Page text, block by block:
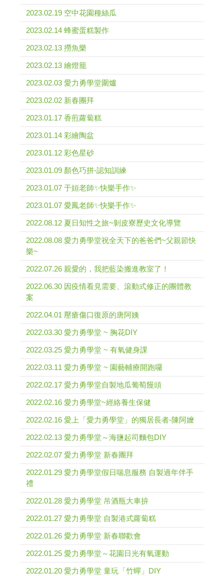
2023.02.19 空中花園種絲瓜
2023.02.14 蜂蜜蛋糕製作
2023.02.13 撈魚樂
2023.02.13 繪燈籠
2023.02.03 愛力勇學堂圍爐
2023.02.02 新春團拜
2023.01.17 香煎蘿蔔糕
2023.01.14 彩繪陶盆
2023.01.12 彩色星砂
2023.01.09 顏色巧拼-認知訓練
2023.01.07 于姮老師✨快樂手作✨
2023.01.07 愛鳳老師✨快樂手作✨
2022.08.12 夏日知性之旅~剝皮寮歷史文化導覽
2022.08.08 愛力勇學堂祝全天下的爸爸們~父親節快
樂~
2022.07.26 親愛的，我把藍染搬進教室了！
2022.06.30 因疫情看見需要、滾動式修正的團體教
案
2022.04.01 壓瘡傷口復原的唐阿姨
2022.03.30 愛力勇學堂 ~ 胸花DIY
2022.03.25 愛力勇學堂 ~ 有氧健身課
2022.03.11 愛力勇學堂 ~ 園藝輔療開跑囉
2022.02.17 愛力勇學堂自製地瓜葡萄饅頭
2022.02.16 愛力勇學堂~經絡養生保健
2022.02.16 愛上「愛力勇學堂」的獨居長者-陳阿嬤
2022.02.13 愛力勇學堂～海鹽起司麵包DIY
2022.02.07 愛力勇學堂 新春團拜
2022.01.29 愛力勇學堂假日喘息服務 自製過年伴手
禮
2022.01.28 愛力勇學堂 吊酒瓶大車拚
2022.01.27 愛力勇學堂 自製港式蘿蔔糕
2022.01.26 愛力勇學堂 新春聯歡會
2022.01.25 愛力勇學堂～花園日光有氧運動
2022.01.20 愛力勇學堂 童玩「竹蟬」DIY